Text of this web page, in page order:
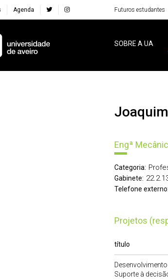
Agenda Futuros estudantes
SOBRE A UA
Engª
Categoria:
Gabinete:
Telefone externo:
Projetos
título
Suporte à